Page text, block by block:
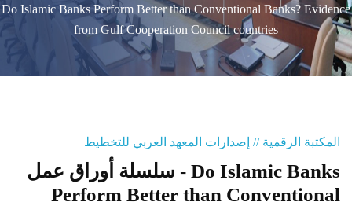
خدماتنا
تواصلوا معنا
المنصة التدريبية
Do Islamic Banks Perform Better than Conventional Banks? Evidence
from Gulf Cooperation Council countries
المكتبة الرقمية // إصدارات المعهد العربي للتخطيط
سلسلة أوراق عمل - Do Islamic Banks
Perform Better than Conventional